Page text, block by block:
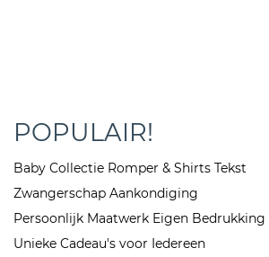
POPULAIR!
Baby Collectie Romper & Shirts Tekst
Zwangerschap Aankondiging
Persoonlijk Maatwerk Eigen Bedrukking
Unieke Cadeau's voor Iedereen